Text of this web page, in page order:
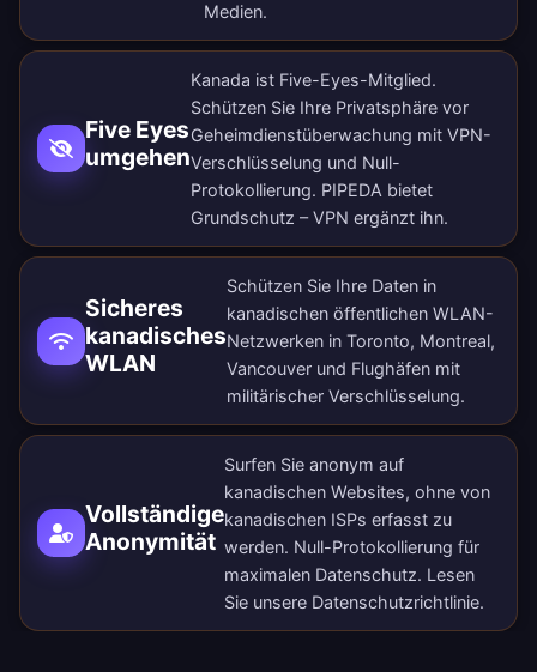
Medien.
Five Eyes
umgehen
Kanada ist Five-Eyes-Mitglied.
Schützen Sie Ihre Privatsphäre vor
Geheimdienstüberwachung mit VPN-
Verschlüsselung und Null-
Protokollierung. PIPEDA bietet
Grundschutz – VPN ergänzt ihn.
Sicheres
kanadisches
WLAN
Schützen Sie Ihre Daten in
kanadischen öffentlichen WLAN-
Netzwerken in Toronto, Montreal,
Vancouver und Flughäfen mit
militärischer Verschlüsselung.
Vollständige
Anonymität
Surfen Sie anonym auf
kanadischen Websites, ohne von
kanadischen ISPs erfasst zu
werden. Null-Protokollierung für
maximalen Datenschutz. Lesen
Sie unsere Datenschutzrichtlinie.